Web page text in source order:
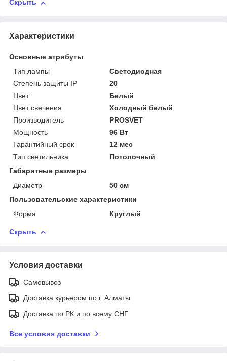
Скрыть
Характеристики
Основные атрибуты
Тип лампы
Светодиодная
Степень защиты IP
20
Цвет
Белый
Цвет свечения
Холодный белый
Производитель
PROSVET
Мощность
96 Вт
Гарантийный срок
12 мес
Тип светильника
Потолочный
Габаритные размеры
Диаметр
50 см
Пользовательские характеристики
Форма
Круглый
Скрыть
Условия доставки
Самовывоз
Доставка курьером по г. Алматы
Доставка по РК и по всему СНГ
Все условия доставки